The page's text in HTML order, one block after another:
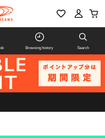
Browsing history Search